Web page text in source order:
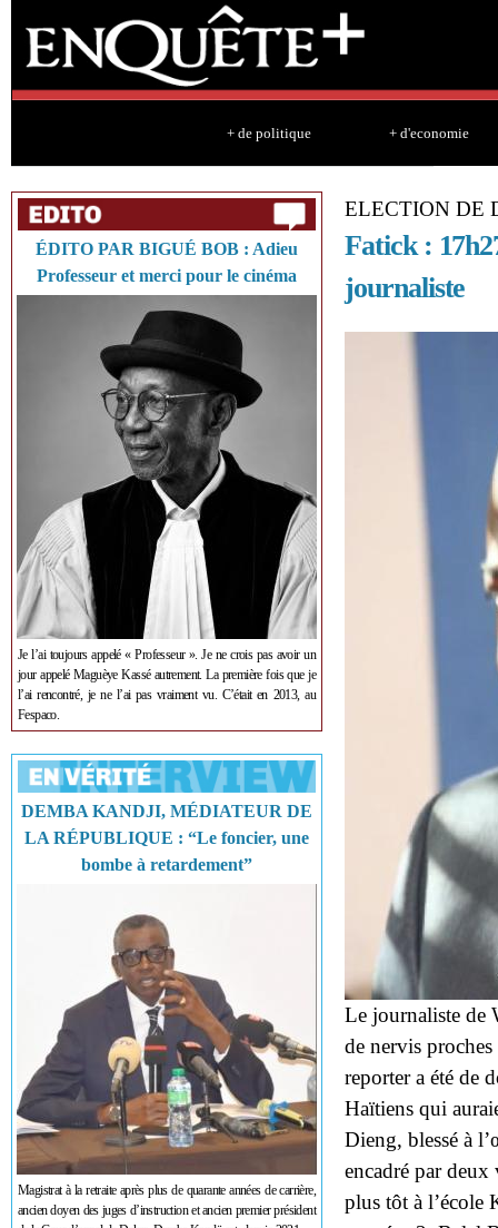
+ de politique + d'economie
ÉDITO PAR BIGUÉ BOB : Adieu
Professeur et merci pour le cinéma
Je l’ai toujours appelé « Professeur ». Je ne crois pas avoir un
jour appelé Maguèye Kassé autrement. La première fois que je
l’ai rencontré, je ne l’ai pas vraiment vu. C’était en 2013, au
Fespaco.
DEMBA KANDJI, MÉDIATEUR DE
LA RÉPUBLIQUE : “Le foncier, une
bombe à retardement”
Magistrat à la retraite après plus de quarante années de carrière,
ancien doyen des juges d’instruction et ancien premier président
ELECTION DE
Fatick :
journaliste
Le journaliste de
de nervis
reporter a été de
Haïtiens qui
Dieng, blessé à
encadré par deux
plus tôt à l’école